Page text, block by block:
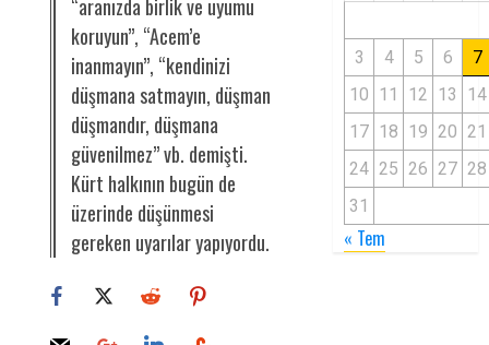
“aranızda birlik ve uyumu
koruyun”, “Acem’e
inanmayın”, “kendinizi
düşmana satmayın, düşman
düşmandır, düşmana
güvenilmez” vb. demişti.
Kürt halkının bugün de
üzerinde düşünmesi
gereken uyarılar yapıyordu.
3 4 5 6
7
10 11 12 13
14
17 18 19 20 21
24 25 26 27 28
31
« Tem